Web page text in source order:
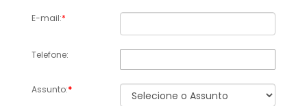
E-mail:*
Telefone:
Assunto:*